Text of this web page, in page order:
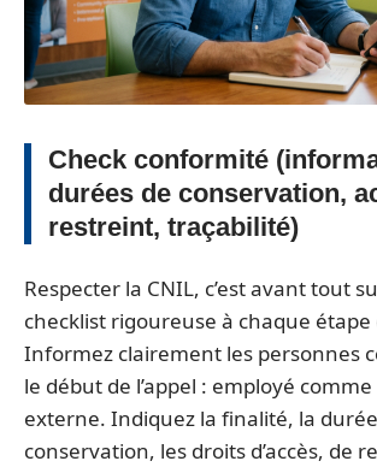
Check conformité
durées de conservation,
restreint, traçabilité)
Respecter la CNIL, c’est avant tout
checklist rigoureuse à chaque étape
Informez clairement les personnes
le début de l’appel : employé
externe. Indiquez la finalité, la
conservation, les droits d’accès, de